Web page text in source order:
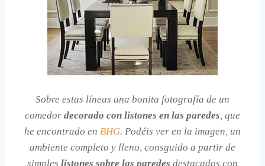
Sobre estas líneas una bonita fotografía de un
comedor decorado con listones en las paredes, que
he encontrado en BHG. Podéis ver en la imagen, un
ambiente completo y lleno, consguido a partir de
simples listones sobre las paredes destacados con